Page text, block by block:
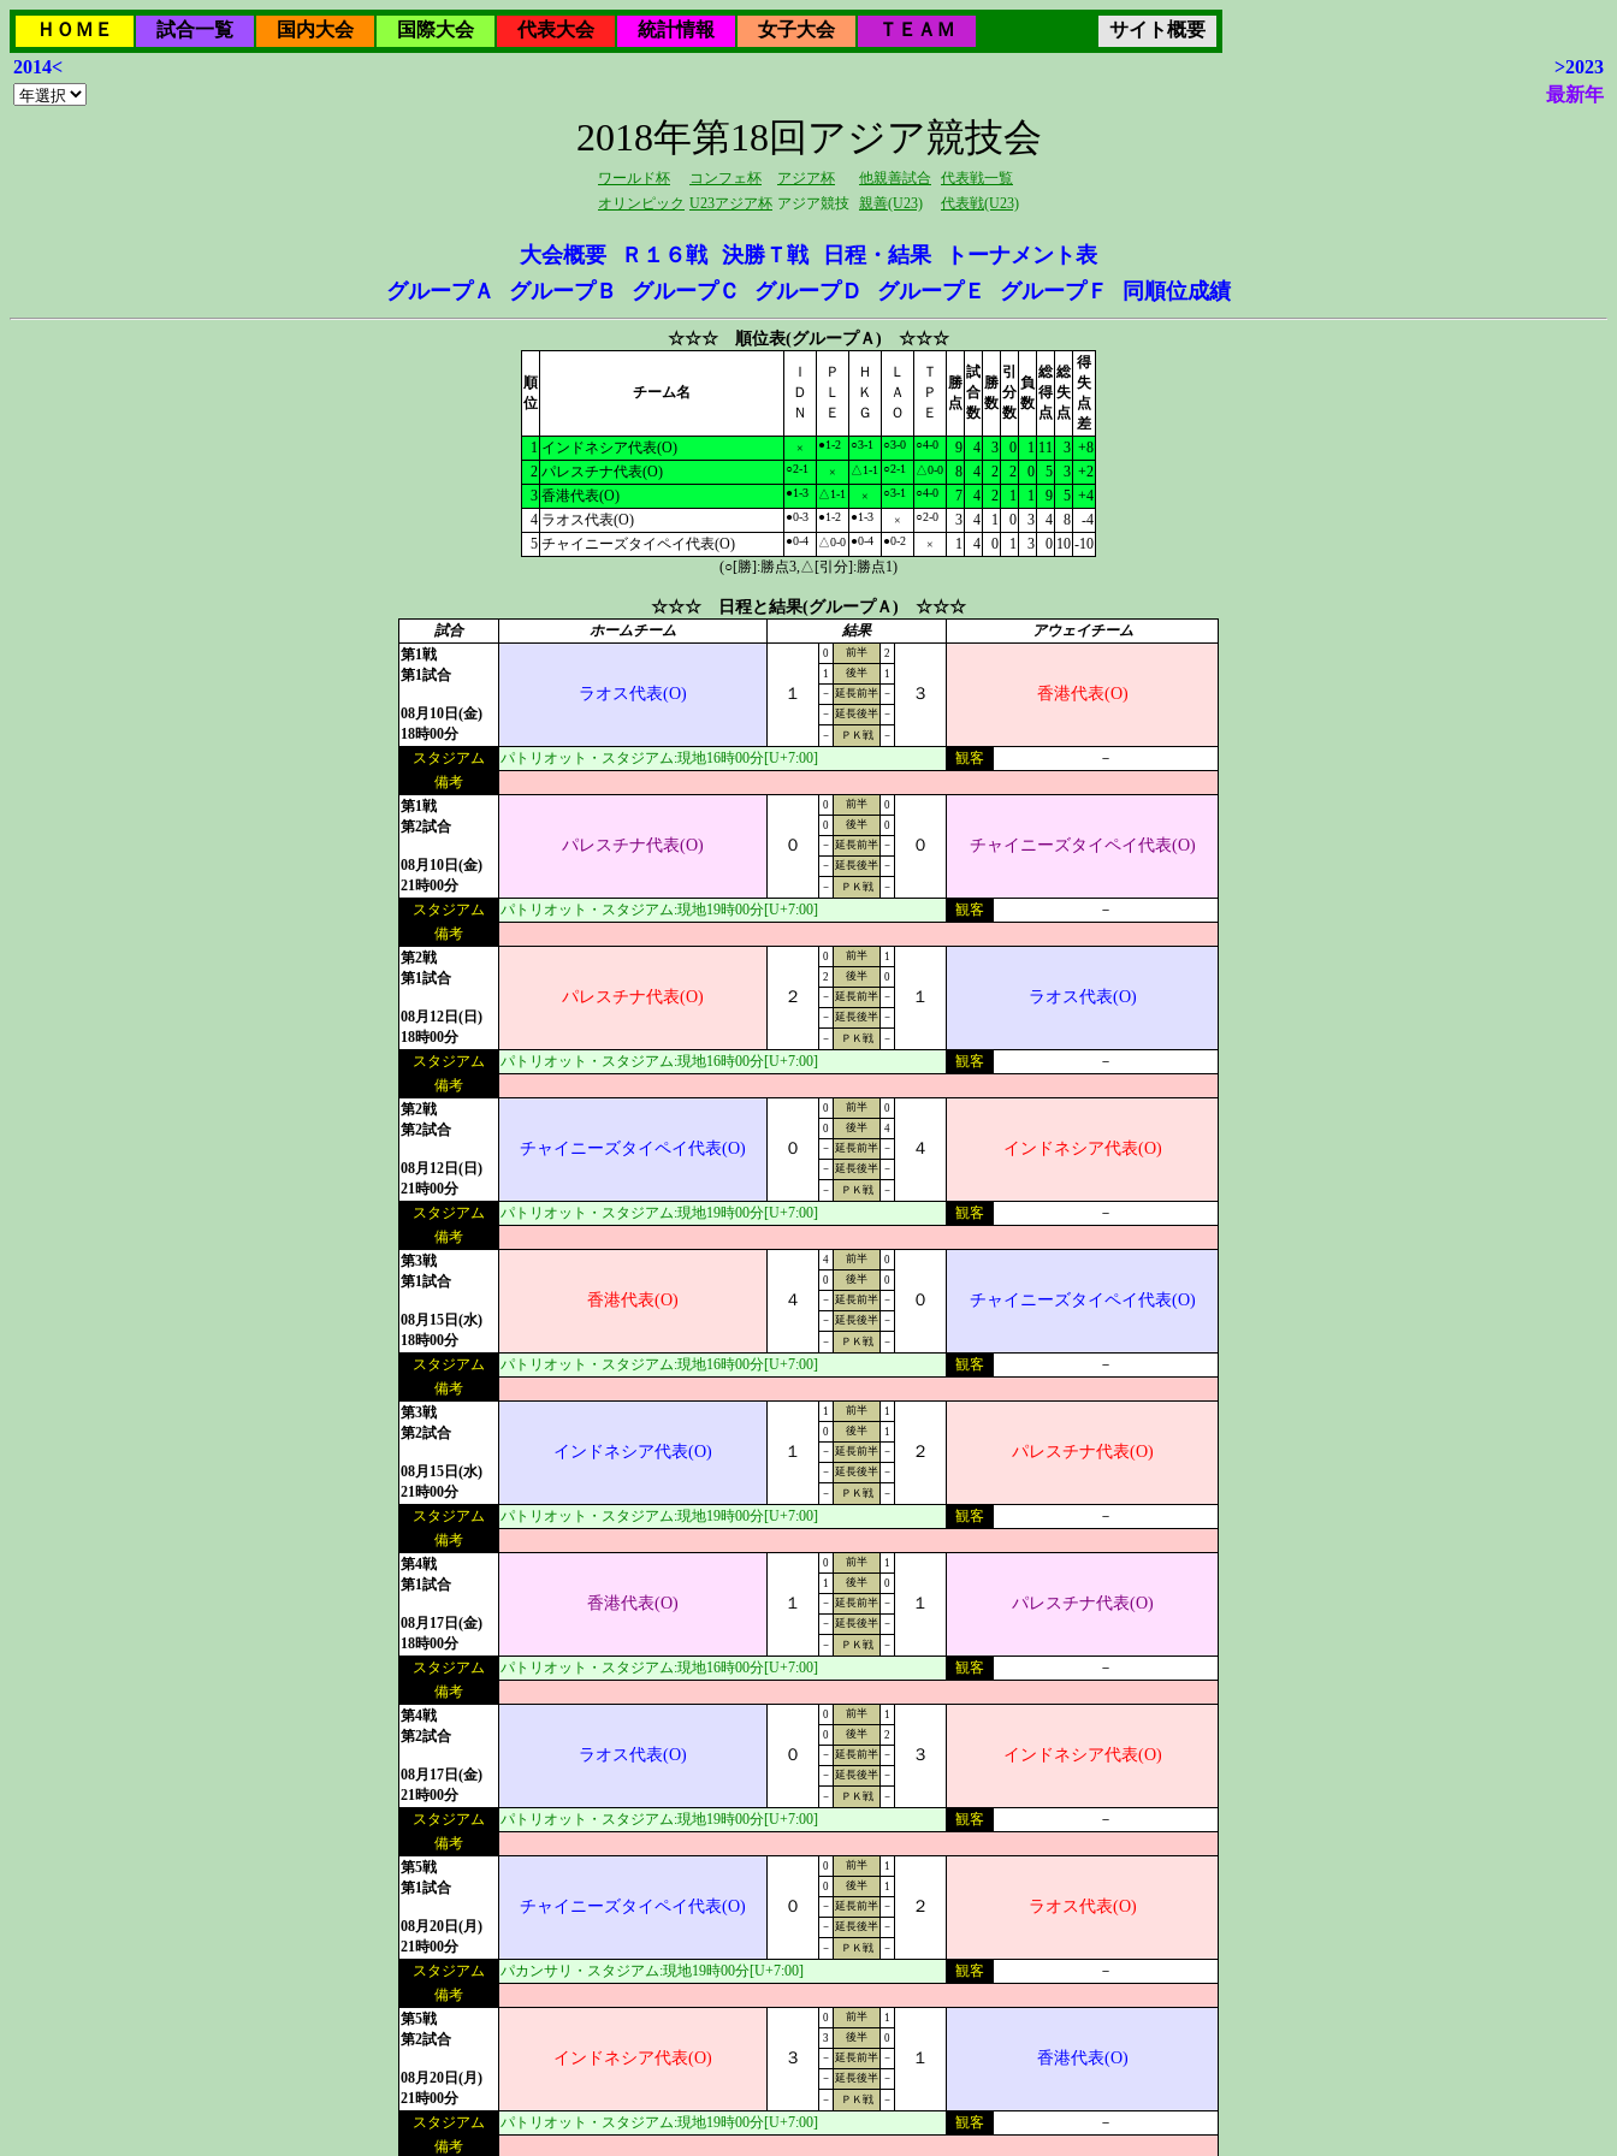
ＨＯＭＥ 試合一覧 国内大会 国際大会 代表大会 統計情報 女子大会 ＴＥＡＭ
サイト概要
2014<
>2023
最新年
2018年第18回アジア競技会
ワールド杯 コンフェ杯 アジア杯 他親善試合
代表戦一覧
オリンピック U23アジア杯 アジア競技 親善(U23) 代表戦(U23)
大会概要 Ｒ１６戦 決勝Ｔ戦 日程・結果
トーナメント表
グループＡ
グループＢ グループＣ グループＤ グループＥ グループＦ 同順位成績
☆☆☆ 順位表(グループＡ) ☆☆☆
順
位
チーム名
Ｉ
Ｄ
Ｎ
Ｐ
Ｌ
Ｅ
Ｈ
Ｋ
Ｇ
Ｌ
Ａ
Ｏ
Ｔ
Ｐ
Ｅ
勝
点
試
合
数
勝
数
引
分
数
負
数
総
得
点
総
失
点
得
失
点
差
1 インドネシア代表(O) × ●1-2 ○3-1 ○3-0 ○4-0 9 4 3 0 1 11 3 +8
2 パレスチナ代表(O) ○2-1 × △1-1 ○2-1 △0-0 8 4 2 2 0 5 3 +2
3 香港代表(O) ●1-3 △1-1 × ○3-1 ○4-0 7 4 2 1 1 9 5 +4
4 ラオス代表(O) ●0-3 ●1-2 ●1-3 × ○2-0 3 4 1 0 3 4 8
-4
5 チャイニーズタイペイ代表(O) ●0-4 △0-0 ●0-4 ●0-2 × 1 4 0 1 3 0 10 -10
(○[勝]:勝点3,△[引分]:勝点1)
☆☆☆ 日程と結果(グループＡ) ☆☆☆
試合 ホームチーム 結果
アウェイチーム
第1戦
第1試合
08月10日(金)
18時00分
ラオス代表(O) １
0 前半 2
３ 香港代表(O)
1 後半
1
－ 延長前半 －
－ 延長後半 －
－
ＰＫ戦 －
スタジアム パトリオット・スタジアム:現地16時00分[U+7:00] 観客
－
備考
第1戦
第2試合
08月10日(金)
21時00分
パレスチナ代表(O) ０
0 前半 0
０ チャイニーズタイペイ代表(O)
0 後半
0
－ 延長前半 －
－ 延長後半 －
－
ＰＫ戦 －
スタジアム パトリオット・スタジアム:現地19時00分[U+7:00] 観客
－
備考
第2戦
第1試合
08月12日(日)
18時00分
パレスチナ代表(O) ２
0 前半 1
１ ラオス代表(O)
2 後半
0
－ 延長前半 －
－ 延長後半 －
－
ＰＫ戦 －
スタジアム パトリオット・スタジアム:現地16時00分[U+7:00] 観客
－
備考
第2戦
第2試合
08月12日(日)
21時00分
チャイニーズタイペイ代表(O) ０
0 前半 0
４ インドネシア代表(O)
0 後半
4
－ 延長前半 －
－ 延長後半 －
－
ＰＫ戦 －
スタジアム パトリオット・スタジアム:現地19時00分[U+7:00] 観客
－
備考
第3戦
第1試合
08月15日(水)
18時00分
香港代表(O) ４
4 前半 0
０ チャイニーズタイペイ代表(O)
0 後半
0
－ 延長前半 －
－ 延長後半 －
－
ＰＫ戦 －
スタジアム パトリオット・スタジアム:現地16時00分[U+7:00] 観客
－
備考
第3戦
第2試合
08月15日(水)
21時00分
インドネシア代表(O) １
1 前半 1
２ パレスチナ代表(O)
0 後半
1
－ 延長前半 －
－ 延長後半 －
－
ＰＫ戦 －
スタジアム パトリオット・スタジアム:現地19時00分[U+7:00] 観客
－
備考
第4戦
第1試合
08月17日(金)
18時00分
香港代表(O) １
0 前半 1
１ パレスチナ代表(O)
1 後半
0
－ 延長前半 －
－ 延長後半 －
－
ＰＫ戦 －
スタジアム パトリオット・スタジアム:現地16時00分[U+7:00] 観客
－
備考
第4戦
第2試合
08月17日(金)
21時00分
ラオス代表(O) ０
0 前半 1
３ インドネシア代表(O)
0 後半
2
－ 延長前半 －
－ 延長後半 －
－
ＰＫ戦 －
スタジアム パトリオット・スタジアム:現地19時00分[U+7:00] 観客
－
備考
第5戦
第1試合
08月20日(月)
21時00分
チャイニーズタイペイ代表(O) ０
0 前半 1
２ ラオス代表(O)
0 後半
1
－ 延長前半 －
－ 延長後半 －
－
ＰＫ戦 －
スタジアム パカンサリ・スタジアム:現地19時00分[U+7:00] 観客
－
備考
第5戦
第2試合
08月20日(月)
21時00分
インドネシア代表(O) ３
0 前半 1
１ 香港代表(O)
3 後半
0
－ 延長前半 －
－ 延長後半 －
－
ＰＫ戦 －
スタジアム パトリオット・スタジアム:現地19時00分[U+7:00] 観客
－
備考